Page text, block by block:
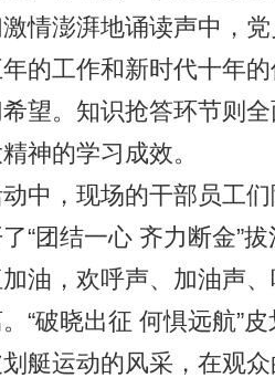
情澎湃地诵读声中，
的工作和新时代十年
望。知识抢答环节则
神的学习成效。
，现场的干部员工们
“团结一心 齐力断金”
油，欢呼声、加油声
“破晓出征 何惧远航”
艇运动的风采，在观